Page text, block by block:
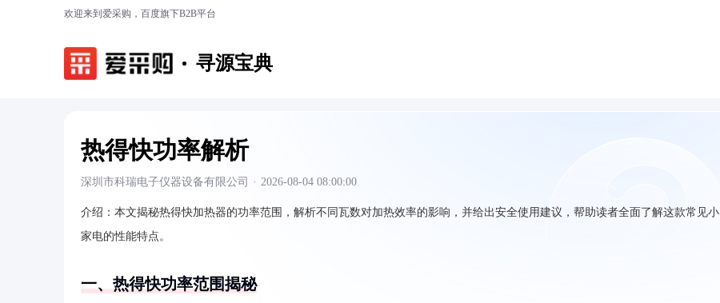
欢迎来到爱采购，百度旗下B2B平台
寻源宝典
热得快功率解析
深圳市科瑞电子仪器设备有限公司 · 2026-08-04 08:00:00
介绍： 本文揭秘热得快加热器的功率范围，解析不同瓦数对加热效率的影响，并给出安全使用建议，帮助读者全面了解这款常见小
家电的性能特点。
一、热得快功率范围揭秘